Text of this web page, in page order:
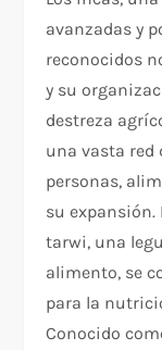
avanzadas y
reconocidos
y su
destreza
una vasta red
personas,
su expansión.
tarwi, una
alimento, se
para la
Conocido